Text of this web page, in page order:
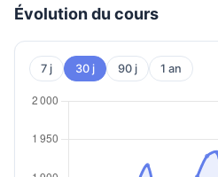
Évolution du cours
7 j 30 j 90 j 1 an